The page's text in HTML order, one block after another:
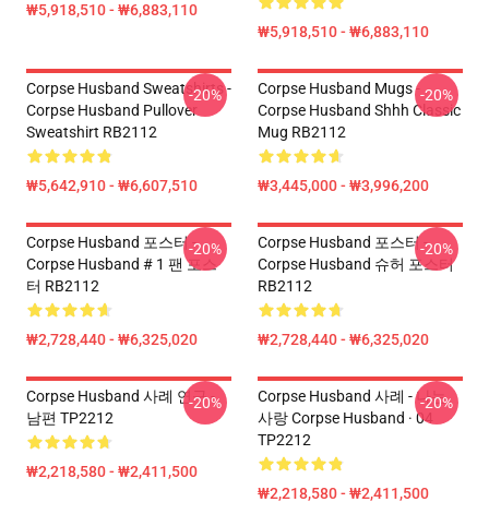
₩5,918,510 - ₩6,883,110
₩5,918,510 - ₩6,883,110
Corpse Husband Sweatshirts -
Corpse Husband Pullover
Sweatshirt RB2112
₩5,642,910 - ₩6,607,510
-20%
Corpse Husband Mugs -
Corpse Husband Shhh Classic
Mug RB2112
₩3,445,000 - ₩3,996,200
-20%
Corpse Husband 포스터 -
Corpse Husband # 1 팬 포스
터 RB2112
₩2,728,440 - ₩6,325,020
-20%
Corpse Husband 포스터 -
Corpse Husband 슈허 포스터
RB2112
₩2,728,440 - ₩6,325,020
-20%
Corpse Husband 사례 연구 -
남편 TP2212
₩2,218,580 - ₩2,411,500
-20%
Corpse Husband 사례 - 나는
사랑 Corpse Husband · 04
TP2212
₩2,218,580 - ₩2,411,500
-20%